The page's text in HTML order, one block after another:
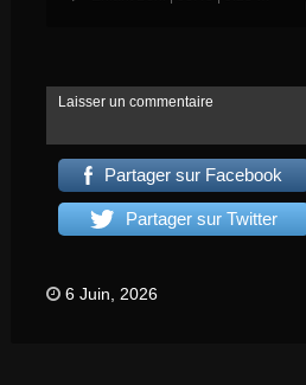
Laisser un commentaire
Partager sur Facebook
Partager sur Twitter
6 Juin, 2026